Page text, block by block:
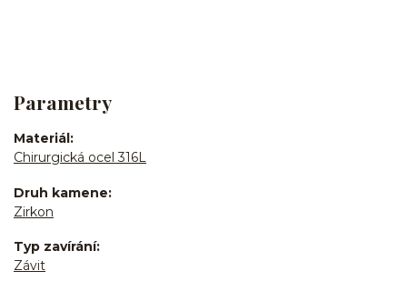
Parametry
Materiál
Chirurgická ocel 316L
Druh kamene
Zirkon
Typ zavírání
Závit